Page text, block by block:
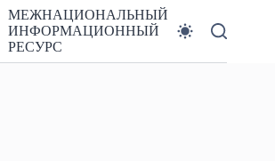
МЕЖНАЦИОНАЛЬНЫЙ
ИНФОРМАЦИОННЫЙ
РЕСУРС